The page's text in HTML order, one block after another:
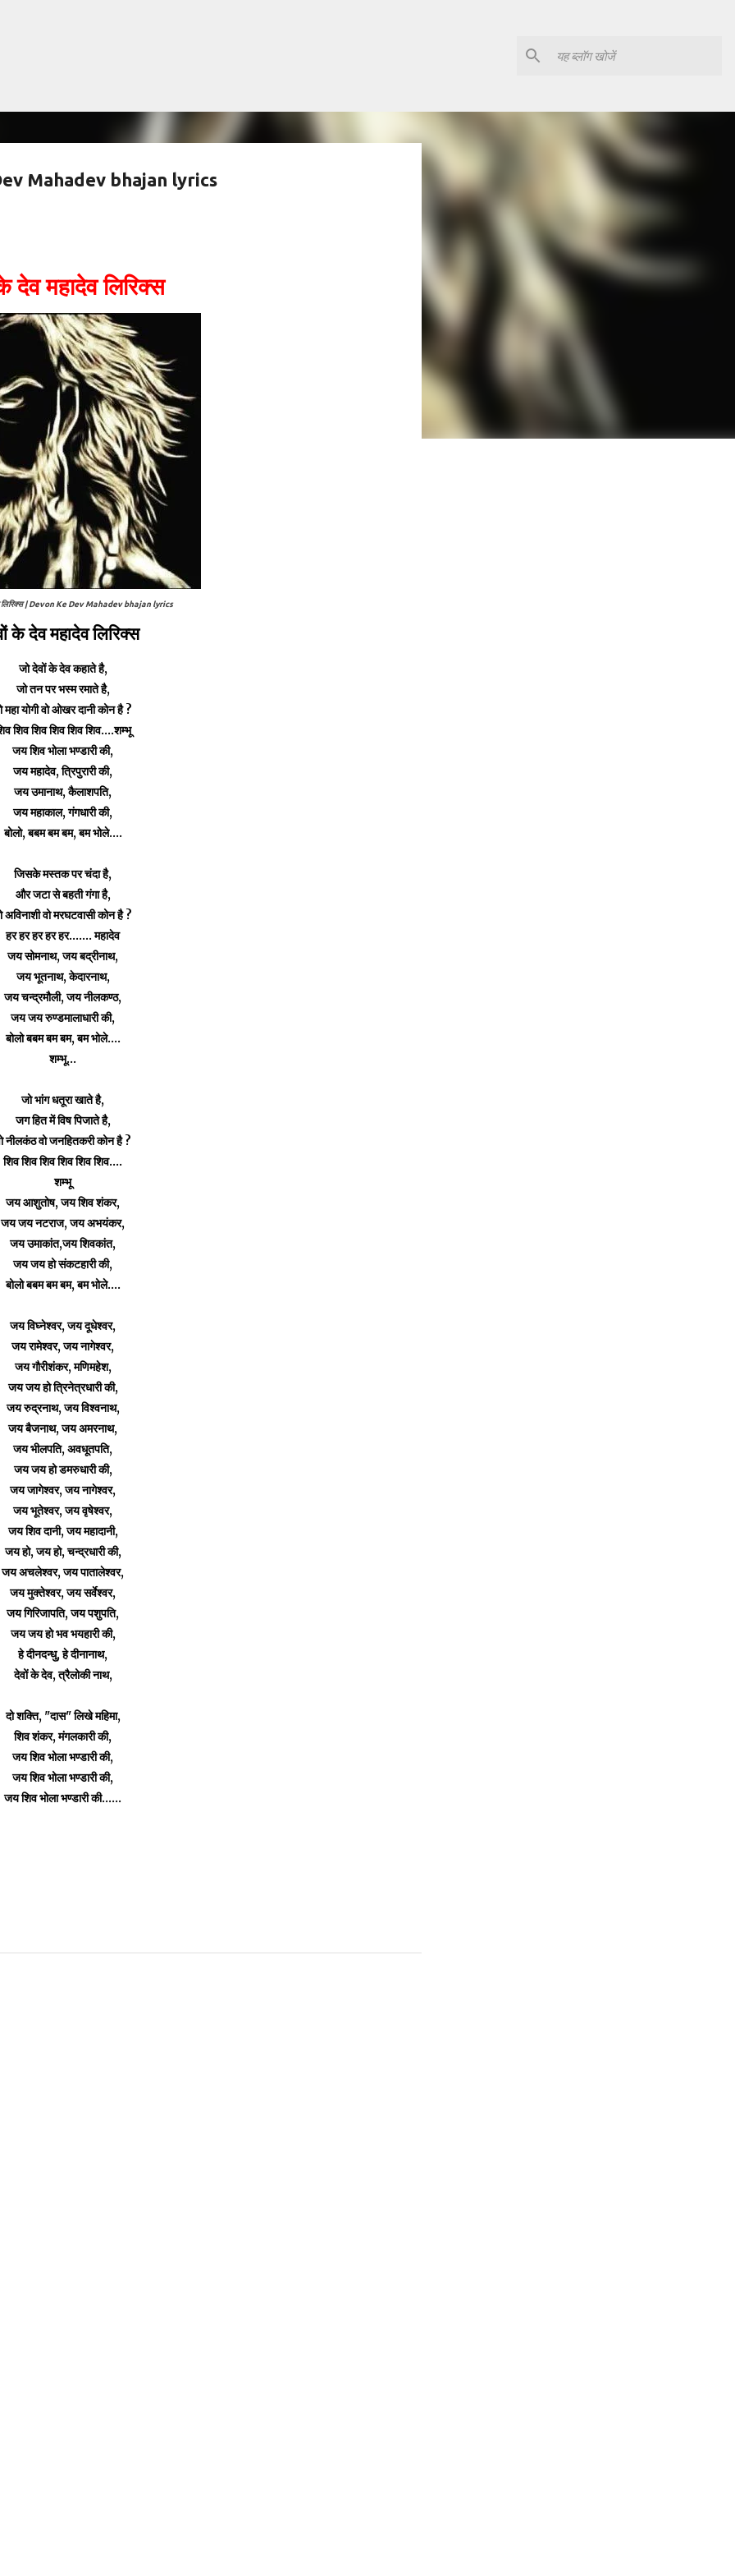
Dev Mahadev bhajan lyrics
देव महादेव लिरिक्स
लिरिक्स | Devon Ke Dev Mahadev bhajan lyrics
के देव महादेव लिरिक्स
जो देवों के देव कहाते है,
जो तन पर भस्म रमाते है,
महा योगी वो ओखर दानी कोन है ?
शिव शिव शिव शिव शिव....शम्भू
जय शिव भोला भण्डारी की,
जय महादेव, त्रिपुरारी की,
जय उमानाथ, कैलाशपति,
जय महाकाल, गंगधारी की,
बोलो, बबम बम बम, बम भोले....
जिसके मस्तक पर चंदा है,
और जटा से बहती गंगा है,
अविनाशी वो मरघटवासी कोन है ?
हर हर हर हर हर....... महादेव
जय सोमनाथ, जय बद्रीनाथ,
जय भूतनाथ, केदारनाथ,
जय चन्द्रमौली, जय नीलकण्ठ,
जय जय रुण्डमालाधारी की,
बोलो बबम बम बम, बम भोले....
शम्भू...
जो भांग धतूरा खाते है,
जग हित में विष पिजाते है,
नीलकंठ वो जनहितकरी कोन है ?
शिव शिव शिव शिव शिव शिव....
शम्भू
जय आशुतोष, जय शिव शंकर,
जय जय नटराज, जय अभयंकर,
जय उमाकांत,जय शिवकांत,
जय जय हो संकटहारी की,
बोलो बबम बम बम, बम भोले....
जय विघ्नेश्वर, जय दूधेश्वर,
जय रामेश्वर, जय नागेश्वर,
जय गौरीशंकर, मणिमहेश,
जय जय हो त्रिनेत्रधारी की,
जय रुद्रनाथ, जय विश्वनाथ,
जय बैजनाथ, जय अमरनाथ,
जय भीलपति, अवधूतपति,
जय जय हो डमरुधारी की,
जय जागेश्वर, जय नागेश्वर,
जय भूतेश्वर, जय वृषेश्वर,
जय शिव दानी, जय महादानी,
जय हो, जय हो, चन्द्रधारी की,
जय अचलेश्वर, जय पातालेश्वर,
जय मुक्तेश्वर, जय सर्वेश्वर,
जय गिरिजापति, जय पशुपति,
जय जय हो भव भयहारी की,
हे दीनदन्धु, हे दीनानाथ,
देवों के देव, त्रैलोकी नाथ,
दो शक्ति, "दास" लिखे महिमा,
शिव शंकर, मंगलकारी की,
जय शिव भोला भण्डारी की,
जय शिव भोला भण्डारी की,
जय शिव भोला भण्डारी की......